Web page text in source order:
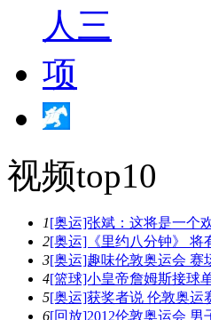
视频top10
1[奥运]张斌：这将是一个
2[奥运]《里约八分钟》 将
3[奥运]趣味伦敦奥运会 赛
4[篮球]小皇帝詹姆斯接球
5[奥运]获奖者说 伦敦奥运
6[回放]2012伦敦奥运会 男